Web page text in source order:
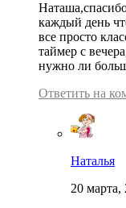
каждый день
все просто
таймер с
нужно ли
Ответить на
Наталья
20 марта,